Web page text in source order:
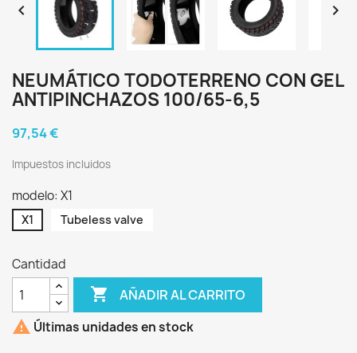
 
NEUMÁTICO TODOTERRENO CON GEL
ANTIPINCHAZOS 100/65-6,5
97,54 €
Impuestos incluidos
modelo: X1
X1 Tubeless valve
Cantidad
 AÑADIR AL CARRITO
 Últimas unidades en stock